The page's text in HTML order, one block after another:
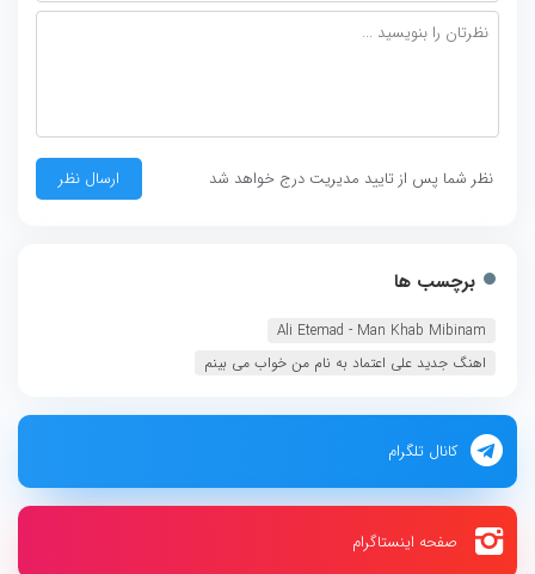
نظر شما پس از تایید مدیریت درج خواهد شد
برچسب ها
Ali Etemad - Man Khab Mibinam
اهنگ جدید علی اعتماد به نام من خواب می بینم
کانال تلگرام
صفحه اینستاگرام